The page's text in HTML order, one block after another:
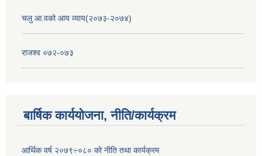
चलु आ.वको आय व्याय(२०७३-२०७४)
राजश्व ०७२-०७३
बार्षिक कार्ययोजना, नीति/कार्यक्रम
आर्थिक वर्ष २०७९÷०८० को नीति तथा कार्यक्रम